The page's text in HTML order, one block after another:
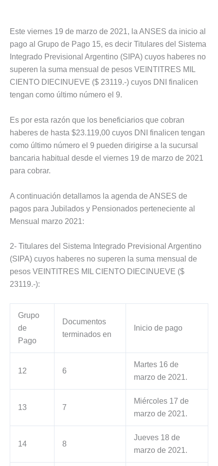
Este viernes 19 de marzo de 2021, la ANSES da inicio al
pago al Grupo de Pago 15, es decir Titulares del Sistema
Integrado Previsional Argentino (SIPA) cuyos haberes no
superen la suma mensual de pesos VEINTITRES MIL
CIENTO DIECINUEVE ($ 23119.-) cuyos DNI finalicen
tengan como último número el 9.
Es por esta razón que los beneficiarios que cobran
haberes de hasta $23.119,00 cuyos DNI finalicen tengan
como último número el 9 pueden dirigirse a la sucursal
bancaria habitual desde el viernes 19 de marzo de 2021
para cobrar.
A continuación detallamos la agenda de ANSES de
pagos para Jubilados y Pensionados perteneciente al
Mensual marzo 2021:
2- Titulares del Sistema Integrado Previsional Argentino
(SIPA) cuyos haberes no superen la suma mensual de
pesos VEINTITRES MIL CIENTO DIECINUEVE ($
23119.-):
Grupo
de
Pago
Documentos
terminados en
Inicio de pago
12 6
Martes 16 de
marzo de 2021.
13 7
Miércoles 17 de
marzo de 2021.
14 8
Jueves 18 de
marzo de 2021.